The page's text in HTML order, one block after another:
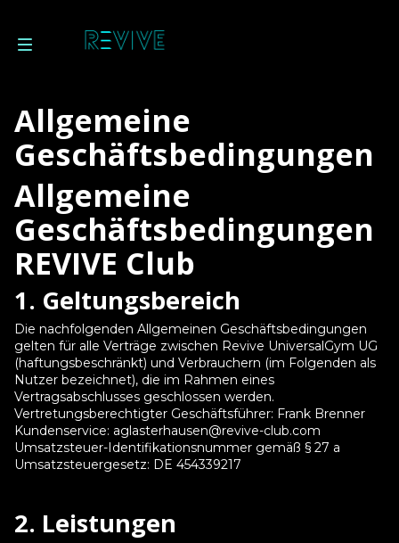
werden
Allgemeine
Geschäftsbedingungen
Allgemeine
Geschäftsbedingungen
REVIVE Club
1. Geltungsbereich
Die nachfolgenden Allgemeinen Geschäftsbedingungen
gelten für alle Verträge zwischen Revive UniversalGym UG
(haftungsbeschränkt) und Verbrauchern (im Folgenden als
Nutzer bezeichnet), die im Rahmen eines
Vertragsabschlusses geschlossen werden.
Vertretungsberechtigter Geschäftsführer: Frank Brenner
Kundenservice: aglasterhausen@revive-club.com
Umsatzsteuer-Identifikationsnummer gemäß § 27 a
Umsatzsteuergesetz: DE 454339217
2. Leistungen